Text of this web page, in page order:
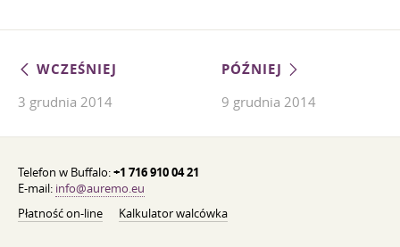
WCZEŚNIEJ
3 grudnia 2014
PÓŹNIEJ
9 grudnia 2014
Telefon w Buffalo:+1 716 910 04 21
E-mail: info@auremo.eu
Płatność on-line
Kalkulator walcówka